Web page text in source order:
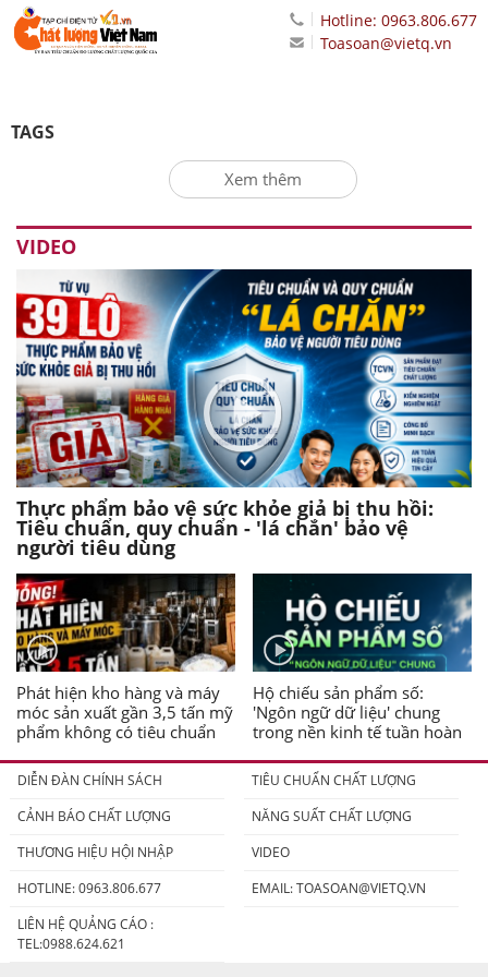
Hotline: 0963.806.677
Toasoan@vietq.vn
TAGS
Xem thêm
VIDEO
Thực phẩm bảo vệ sức khỏe giả bị thu hồi:
Tiêu chuẩn, quy chuẩn - 'lá chắn' bảo vệ
người tiêu dùng
Phát hiện kho hàng và máy
móc sản xuất gần 3,5 tấn mỹ
phẩm không có tiêu chuẩn
Hộ chiếu sản phẩm số:
'Ngôn ngữ dữ liệu' chung
trong nền kinh tế tuần hoàn
DIỄN ĐÀN CHÍNH SÁCH
TIÊU CHUẨN CHẤT LƯỢNG
CẢNH BÁO CHẤT LƯỢNG
NĂNG SUẤT CHẤT LƯỢNG
THƯƠNG HIỆU HỘI NHẬP
VIDEO
HOTLINE: 0963.806.677
EMAIL:TOASOAN@VIETQ.VN
LIÊN HỆ QUẢNG CÁO :
TEL:0988.624.621